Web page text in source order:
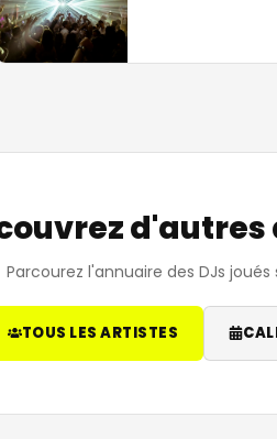
Parcourez l'annuaire des DJs joués
TOUS LES ARTISTES